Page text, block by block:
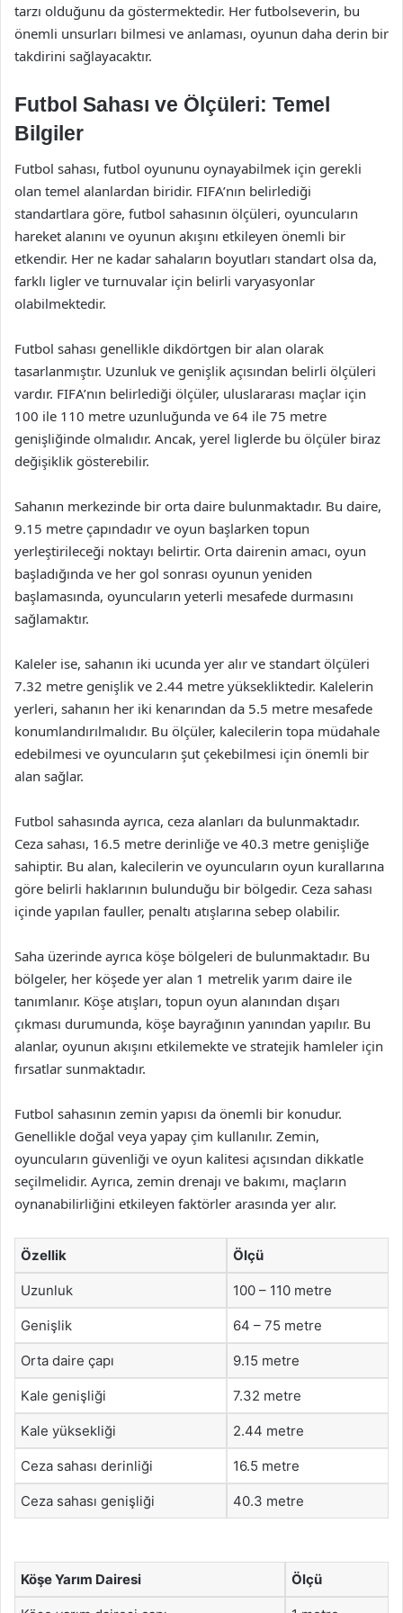
tarzı olduğunu da göstermektedir. Her futbolseverin, bu
önemli unsurları bilmesi ve anlaması, oyunun daha derin bir
takdirini sağlayacaktır.
Futbol Sahası ve Ölçüleri: Temel
Bilgiler
Futbol sahası, futbol oyununu oynayabilmek için gerekli
olan temel alanlardan biridir. FIFA’nın belirlediği
standartlara göre, futbol sahasının ölçüleri, oyuncuların
hareket alanını ve oyunun akışını etkileyen önemli bir
etkendir. Her ne kadar sahaların boyutları standart olsa da,
farklı ligler ve turnuvalar için belirli varyasyonlar
olabilmektedir.
Futbol sahası genellikle dikdörtgen bir alan olarak
tasarlanmıştır. Uzunluk ve genişlik açısından belirli ölçüleri
vardır. FIFA’nın belirlediği ölçüler, uluslararası maçlar için
100 ile 110 metre uzunluğunda ve 64 ile 75 metre
genişliğinde olmalıdır. Ancak, yerel liglerde bu ölçüler biraz
değişiklik gösterebilir.
Sahanın merkezinde bir orta daire bulunmaktadır. Bu daire,
9.15 metre çapındadır ve oyun başlarken topun
yerleştirileceği noktayı belirtir. Orta dairenin amacı, oyun
başladığında ve her gol sonrası oyunun yeniden
başlamasında, oyuncuların yeterli mesafede durmasını
sağlamaktır.
Kaleler ise, sahanın iki ucunda yer alır ve standart ölçüleri
7.32 metre genişlik ve 2.44 metre yüksekliktedir. Kalelerin
yerleri, sahanın her iki kenarından da 5.5 metre mesafede
konumlandırılmalıdır. Bu ölçüler, kalecilerin topa müdahale
edebilmesi ve oyuncuların şut çekebilmesi için önemli bir
alan sağlar.
Futbol sahasında ayrıca, ceza alanları da bulunmaktadır.
Ceza sahası, 16.5 metre derinliğe ve 40.3 metre genişliğe
sahiptir. Bu alan, kalecilerin ve oyuncuların oyun kurallarına
göre belirli haklarının bulunduğu bir bölgedir. Ceza sahası
içinde yapılan fauller, penaltı atışlarına sebep olabilir.
Saha üzerinde ayrıca köşe bölgeleri de bulunmaktadır. Bu
bölgeler, her köşede yer alan 1 metrelik yarım daire ile
tanımlanır. Köşe atışları, topun oyun alanından dışarı
çıkması durumunda, köşe bayrağının yanından yapılır. Bu
alanlar, oyunun akışını etkilemekte ve stratejik hamleler için
fırsatlar sunmaktadır.
Futbol sahasının zemin yapısı da önemli bir konudur.
Genellikle doğal veya yapay çim kullanılır. Zemin,
oyuncuların güvenliği ve oyun kalitesi açısından dikkatle
seçilmelidir. Ayrıca, zemin drenajı ve bakımı, maçların
oynanabilirliğini etkileyen faktörler arasında yer alır.
Özellik Ölçü
Uzunluk 100 – 110 metre
Genişlik 64 – 75 metre
Orta daire çapı 9.15 metre
Kale genişliği 7.32 metre
Kale yüksekliği 2.44 metre
Ceza sahası derinliği 16.5 metre
Ceza sahası genişliği 40.3 metre
Köşe Yarım Dairesi Ölçü